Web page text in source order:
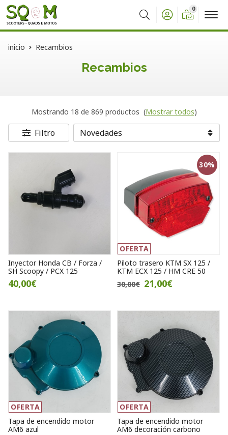
Buscar
0
inicio Recambios
Recambios
Mostrando 18 de 869 productos (Mostrar todos)
Filtro
Inyector Honda CB / Forza /
SH Scoopy / PCX 125
40,00€
30%
OFERTA
Piloto trasero KTM SX 125 /
KTM ECX 125 / HM CRE 50
30,00€ 21,00€
OFERTA
Tapa de encendido motor
AM6 azul
OFERTA
Tapa de encendido motor
AM6 decoración carbono